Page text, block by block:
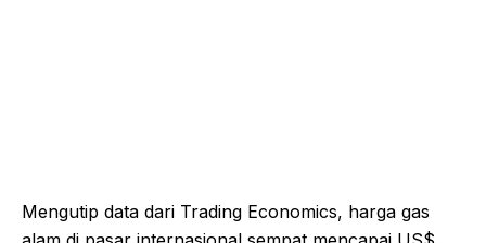
Mengutip data dari Trading Economics, harga gas